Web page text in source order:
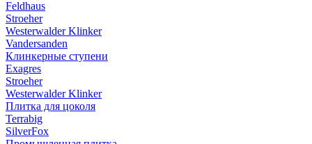
Feldhaus
Stroeher
Westerwalder Klinker
Vandersanden
Клинкерные ступени
Exagres
Stroeher
Westerwalder Klinker
Плитка для цоколя
Terrabig
SilverFox